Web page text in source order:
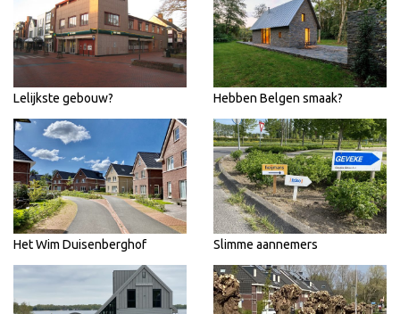
Lelijkste gebouw? Hebben Belgen smaak?
Het Wim Duisenberghof Slimme aannemers